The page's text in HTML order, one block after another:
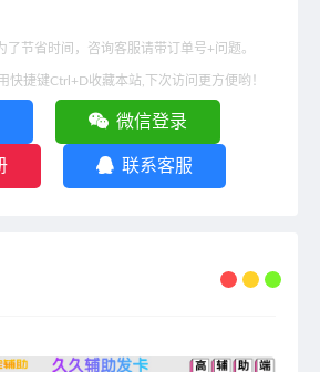
了节省时间，咨询客服请带订单号+问题。
快捷键Ctrl+D收藏本站,下次访问更方便哟！
微信登录
联系客服